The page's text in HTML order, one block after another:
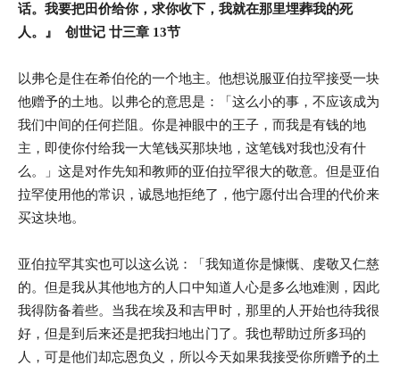
话。我要把田价给你，求你收下，我就在那里埋葬我的死
人。』 创世记 廿三章 13节
以弗仑是住在希伯伦的一个地主。他想说服亚伯拉罕接受一块
他赠予的土地。以弗仑的意思是：「这么小的事，不应该成为
我们中间的任何拦阻。你是神眼中的王子，而我是有钱的地
主，即使你付给我一大笔钱买那块地，这笔钱对我也没有什
么。」这是对作先知和教师的亚伯拉罕很大的敬意。但是亚伯
拉罕使用他的常识，诚恳地拒绝了，他宁愿付出合理的代价来
买这块地。
亚伯拉罕其实也可以这么说：「我知道你是慷慨、虔敬又仁慈
的。但是我从其他地方的人口中知道人心是多么地难测，因此
我得防备着些。当我在埃及和吉甲时，那里的人开始也待我很
好，但是到后来还是把我扫地出门了。我也帮助过所多玛的
人，可是他们却忘恩负义，所以今天如果我接受你所赠予的土